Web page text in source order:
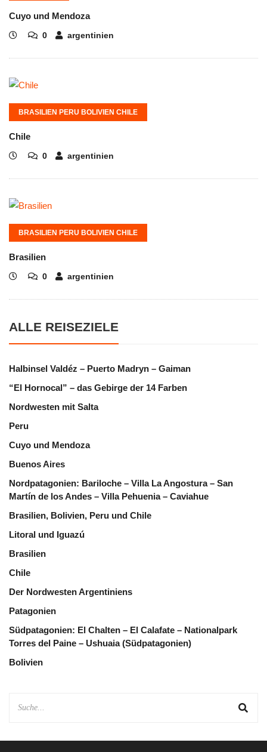
Cuyo und Mendoza
0 argentinien
BRASILIEN PERU BOLIVIEN CHILE
Chile
0 argentinien
BRASILIEN PERU BOLIVIEN CHILE
Brasilien
0 argentinien
ALLE REISEZIELE
Halbinsel Valdéz – Puerto Madryn – Gaiman
“El Hornocal” – das Gebirge der 14 Farben
Nordwesten mit Salta
Peru
Cuyo und Mendoza
Buenos Aires
Nordpatagonien: Bariloche – Villa La Angostura – San
Martín de los Andes – Villa Pehuenia – Caviahue
Brasilien, Bolivien, Peru und Chile
Litoral und Iguazú
Brasilien
Chile
Der Nordwesten Argentiniens
Patagonien
Südpatagonien: El Chalten – El Calafate – Nationalpark
Torres del Paine – Ushuaia (Südpatagonien)
Bolivien